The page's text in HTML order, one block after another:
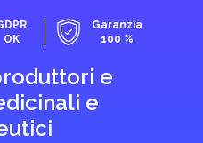
OK
Garanzia
100 %
e
e